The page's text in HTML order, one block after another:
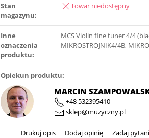
Stan
magazynu:
Towar niedostępny
Inne
oznaczenia
produktu:
MCS Violin fine tuner 4/4
MIKROSTROJNIK4/4B,
Opiekun produktu:
MARCIN
+48 532395410
sklep@muzyczny.pl
Drukuj opis Dodaj opinię Zadaj